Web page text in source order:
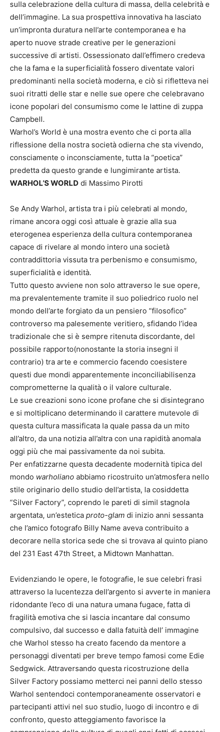
sulla celebrazione della cultura di massa, della celebrità e
dell’immagine. La sua prospettiva innovativa ha lasciato
un’impronta duratura nell’arte contemporanea e ha
aperto nuove strade creative per le generazioni
successive di artisti. Ossessionato dall’effimero credeva
che la fama e la superficialità fossero diventate valori
predominanti nella società moderna, e ciò si rifletteva nei
suoi ritratti delle star e nelle sue opere che celebravano
icone popolari del consumismo come le lattine di zuppa
Campbell.
Warhol’s World è una mostra evento che ci porta alla
riflessione della nostra società odierna che sta vivendo,
consciamente o inconsciamente, tutta la “poetica”
predetta da questo grande e lungimirante artista.
WARHOL’S WORLD di Massimo Pirotti
Se Andy Warhol, artista tra i più celebrati al mondo,
rimane ancora oggi così attuale è grazie alla sua
eterogenea esperienza della cultura contemporanea
capace di rivelare al mondo intero una società
contraddittoria vissuta tra perbenismo e consumismo,
superficialità e identità.
Tutto questo avviene non solo attraverso le sue opere,
ma prevalentemente tramite il suo poliedrico ruolo nel
mondo dell’arte forgiato da un pensiero “filosofico”
controverso ma palesemente veritiero, sfidando l’idea
tradizionale che si è sempre ritenuta discordante, del
possibile rapporto(nonostante la storia insegni il
contrario) tra arte e commercio facendo coesistere
questi due mondi apparentemente inconciliabilisenza
comprometterne la qualità o il valore culturale.
Le sue creazioni sono icone profane che si disintegrano
e si moltiplicano determinando il carattere mutevole di
questa cultura massificata la quale passa da un mito
all’altro, da una notizia all’altra con una rapidità anomala
oggi più che mai passivamente da noi subita.
Per enfatizzarne questa decadente modernità tipica del
mondo warholiano abbiamo ricostruito un’atmosfera nello
stile originario dello studio dell’artista, la cosiddetta
“Silver Factory”, coprendo le pareti di simil stagnola
argentata, un’estetica proto-glam di inizio anni sessanta
che l’amico fotografo Billy Name aveva contribuito a
decorare nella storica sede che si trovava al quinto piano
del 231 East 47th Street, a Midtown Manhattan.
Evidenziando le opere, le fotografie, le sue celebri frasi
attraverso la lucentezza dell’argento si avverte in maniera
ridondante l’eco di una natura umana fugace, fatta di
fragilità emotiva che si lascia incantare dal consumo
compulsivo, dal successo e dalla fatuità dell’ immagine
che Warhol stesso ha creato facendo da mentore a
personaggi diventati per breve tempo famosi come Edie
Sedgwick. Attraversando questa ricostruzione della
Silver Factory possiamo metterci nei panni dello stesso
Warhol sentendoci contemporaneamente osservatori e
partecipanti attivi nel suo studio, luogo di incontro e di
confronto, questo atteggiamento favorisce la